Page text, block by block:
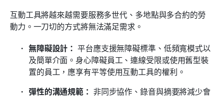
互動工具將越來越需要服務多世代、多地點與多合約的勞
動力。一刀切的方式將無法滿足需求。
無障礙設計： 平台應支援無障礙標準、低頻寬模式以
及簡單介面。身心障礙員工、連線受限或使用舊型裝
置的員工，應享有平等使用互動工具的權利。
彈性的溝通規範： 非同步協作、錄音與摘要將減少會